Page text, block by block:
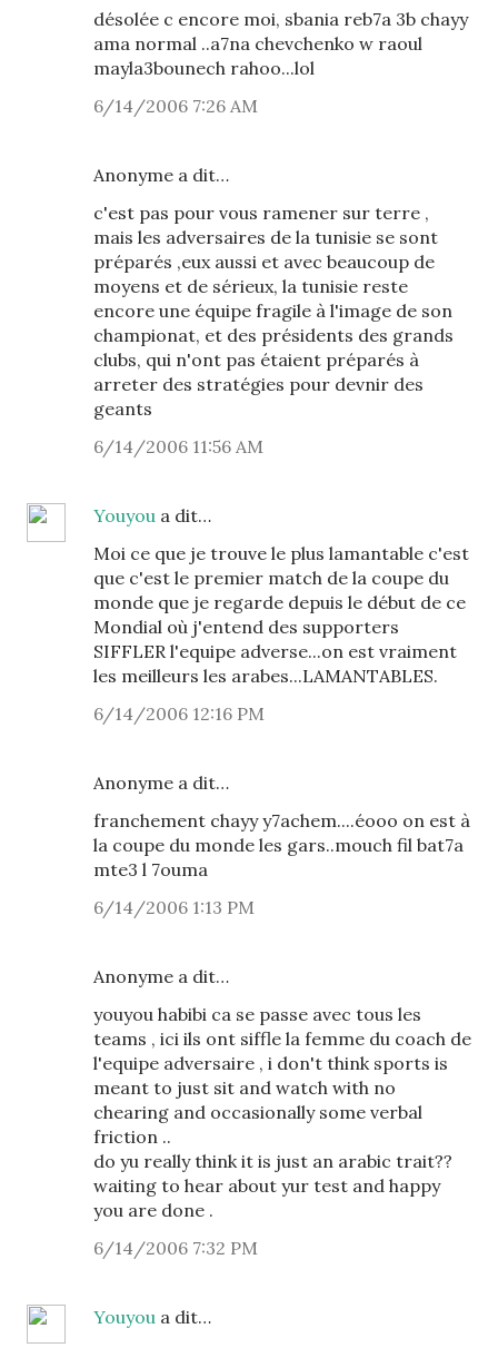
désolée c encore moi, sbania reb7a 3b chayy
ama normal ..a7na chevchenko w raoul
mayla3bounech rahoo...lol
6/14/2006 7:26 AM
Anonyme a dit…
c'est pas pour vous ramener sur terre ,
mais les adversaires de la tunisie se sont
préparés ,eux aussi et avec beaucoup de
moyens et de sérieux, la tunisie reste
encore une équipe fragile à l'image de son
championat, et des présidents des grands
clubs, qui n'ont pas étaient préparés à
arreter des stratégies pour devnir des
geants
6/14/2006 11:56 AM
Youyou a dit…
Moi ce que je trouve le plus lamantable c'est
que c'est le premier match de la coupe du
monde que je regarde depuis le début de ce
Mondial où j'entend des supporters
SIFFLER l'equipe adverse...on est vraiment
les meilleurs les arabes...LAMANTABLES.
6/14/2006 12:16 PM
Anonyme a dit…
franchement chayy y7achem....éooo on est à
la coupe du monde les gars..mouch fil bat7a
mte3 l 7ouma
6/14/2006 1:13 PM
Anonyme a dit…
youyou habibi ca se passe avec tous les
teams , ici ils ont siffle la femme du coach de
l'equipe adversaire , i don't think sports is
meant to just sit and watch with no
chearing and occasionally some verbal
friction ..
do yu really think it is just an arabic trait??
waiting to hear about yur test and happy
you are done .
6/14/2006 7:32 PM
Youyou a dit…